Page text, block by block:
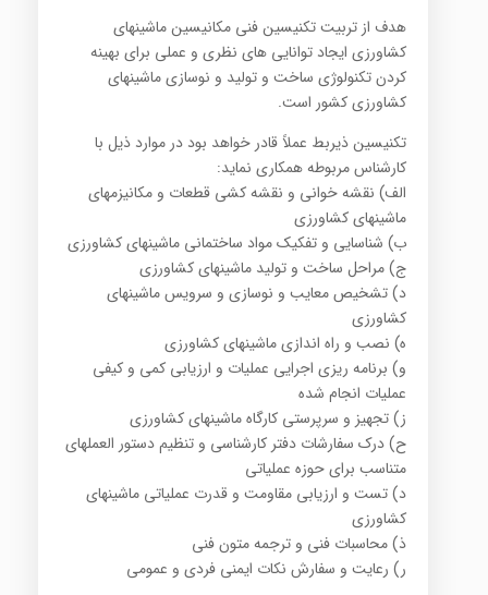
هدف از تربیت تکنیسین فنی مکانیسین ماشینهای
کشاورزی ایجاد توانایی های نظری و عملی برای بهینه
کردن تکنولوژی ساخت و تولید و نوسازی ماشینهای
کشاورزی کشور است.
تکنیسین ذیربط عملاً قادر خواهد بود در موارد ذیل با
کارشناس مربوطه همکاری نماید:
الف) نقشه خوانی و نقشه کشی قطعات و مکانیزمهای
ماشینهای کشاورزی
ب) شناسایی و تفکیک مواد ساختمانی ماشینهای کشاورزی
ج) مراحل ساخت و تولید ماشینهای کشاورزی
د) تشخیص معایب و نوسازی و سرویس ماشینهای
کشاورزی
ه) نصب و راه اندازی ماشینهای کشاورزی
و) برنامه ریزی اجرایی عملیات و ارزیابی کمی و کیفی
عملیات انجام شده
ز) تجهیز و سرپرستی کارگاه ماشینهای کشاورزی
ح) درک سفارشات دفتر کارشناسی و تنظیم دستور العملهای
متناسب برای حوزه عملیاتی
د) تست و ارزیابی مقاومت و قدرت عملیاتی ماشینهای
کشاورزی
ذ) محاسبات فنی و ترجمه متون فنی
ر) رعایت و سفارش نکات ایمنی فردی و عمومی